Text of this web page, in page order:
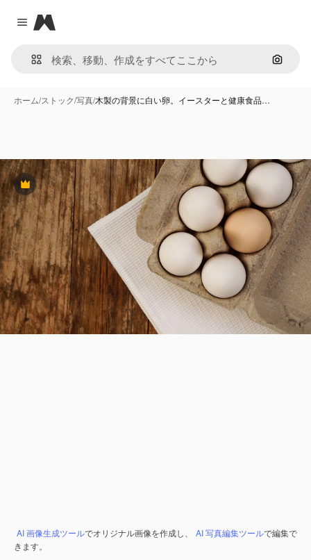
Close menu
Magnific
画像で
ホーム/ストック/写真/木製の背景に白い卵。イースターと健康食品…
Premium
AI 画像生成ツールでオリジナル画像を作成し、 AI 写真編集ツールで編集で
きます。